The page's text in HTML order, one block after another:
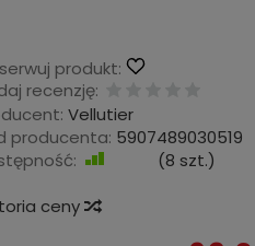
produkt:
recenzję:
Vellutier
producenta: 5907489030519
(8 szt.)
ceny